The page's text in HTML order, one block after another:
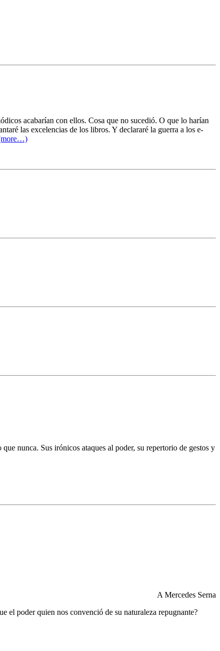
acabarían con ellos. Cosa que no sucedió. O que lo harían
las excelencias de los libros. Y declararé la guerra a los e-
nunca. Sus irónicos ataques al poder, su repertorio de gestos y
A Mercedes Serna
el poder quien nos convenció de su naturaleza repugnante?